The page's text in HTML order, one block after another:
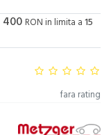
400 RON in limita a15
fara rating